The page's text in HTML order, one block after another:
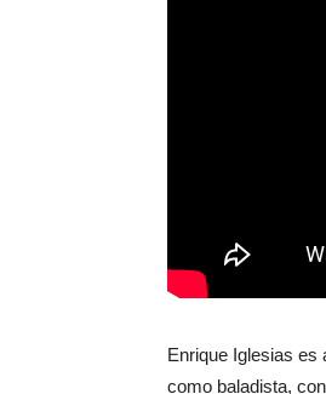
Enrique Iglesias es
como baladista,